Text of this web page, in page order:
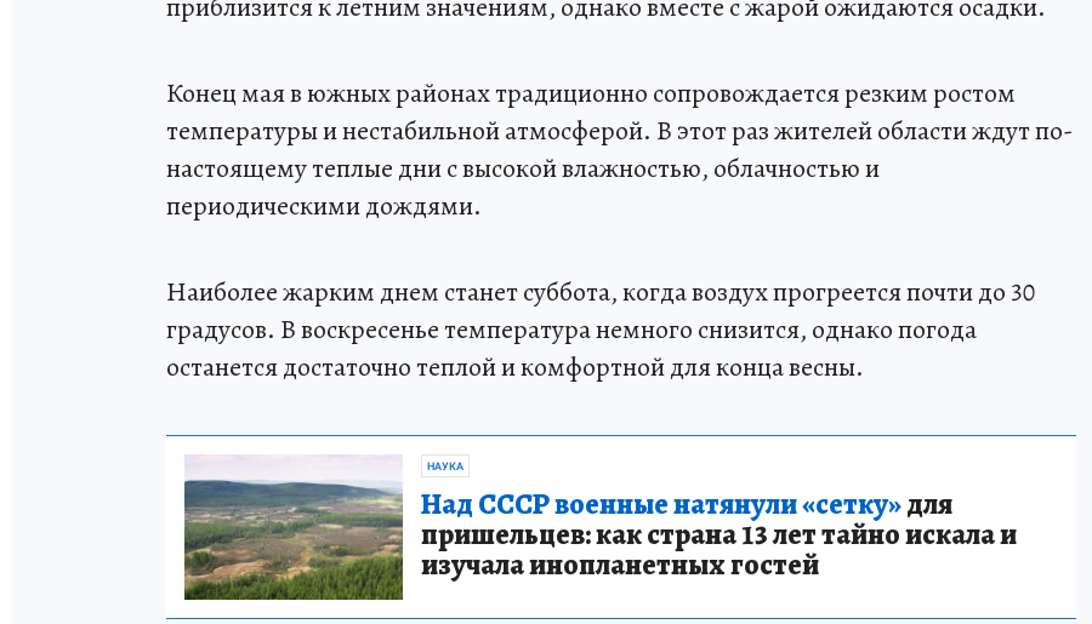
Конец мая в южных районах традиционно сопровождается резким ростом
температуры и нестабильной атмосферой. В этот раз жителей области ждут по-
настоящему теплые дни с высокой влажностью, облачностью и
периодическими дождями.
Наиболее жарким днем станет суббота, когда воздух прогреется почти до 30
градусов. В воскресенье температура немного снизится, однако погода
останется достаточно теплой и комфортной для конца весны.
НАУКА
Над СССР военные натянули «сетку»для
пришельцев: как страна 13 лет тайно искала и
изучала инопланетных гостей